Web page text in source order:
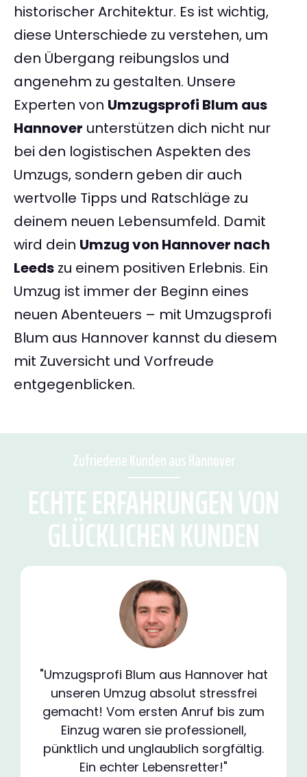
historischer Architektur. Es ist wichtig,
diese Unterschiede zu verstehen, um
den Übergang reibungslos und
angenehm zu gestalten. Unsere
Experten von Umzugsprofi Blum aus
Hannover unterstützen dich nicht nur
bei den logistischen Aspekten des
Umzugs, sondern geben dir auch
wertvolle Tipps und Ratschläge zu
deinem neuen Lebensumfeld. Damit
wird dein Umzug von Hannover nach
Leeds zu einem positiven Erlebnis. Ein
Umzug ist immer der Beginn eines
neuen Abenteuers – mit Umzugsprofi
Blum aus Hannover kannst du diesem
mit Zuversicht und Vorfreude
entgegenblicken.
Zufriedene Kunden aus Hannover
ECHTE ERFAHRUNGEN VON
GLÜCKLICHEN KUNDEN
"Umzugsprofi Blum aus Hannover hat
unseren Umzug absolut stressfrei
gemacht! Vom ersten Anruf bis zum
Einzug waren sie professionell,
pünktlich und unglaublich sorgfältig.
Ein echter Lebensretter!"